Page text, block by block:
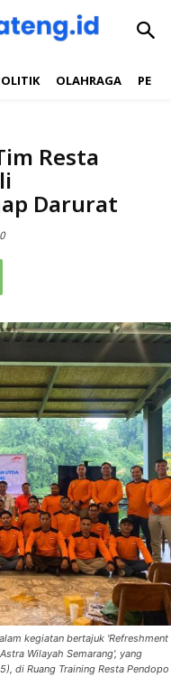
OLAHRAGA
Resta
Darurat
0
kegiatan bertajuk 'Refreshment
Wilayah Semarang', yang
di Ruang Training Resta Pendopo